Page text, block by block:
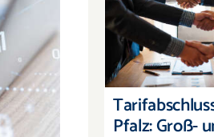
Pfalz:
übernimmt
Pfalz: Groß-